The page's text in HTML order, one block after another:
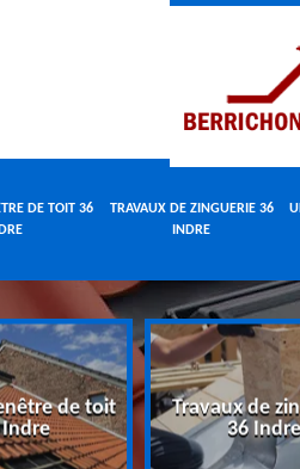
DE TOIT 36
TRAVAUX DE ZINGUERIE 36
INDRE
de toit
Indre
Travaux de
36 Indre